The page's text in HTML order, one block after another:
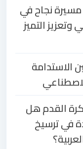
نجاح في
وتعزيز التميز
في 2025: بين الاستدامة
القدم هل
في ترسيخ